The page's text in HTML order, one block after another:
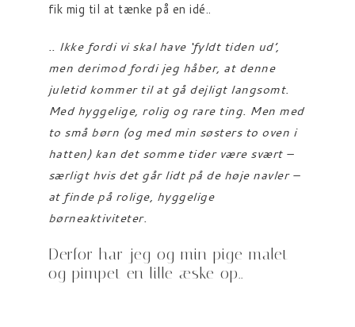
fik mig til at tænke på en idé..
.. Ikke fordi vi skal have ‘fyldt tiden ud’,
men derimod fordi jeg håber, at denne
juletid kommer til at gå dejligt langsomt.
Med hyggelige, rolig og rare ting. Men med
to små børn (og med min søsters to oven i
hatten) kan det somme tider være svært –
særligt hvis det går lidt på de høje navler –
at finde på rolige, hyggelige
børneaktiviteter.
Derfor har jeg og min pige malet
og pimpet en lille æske op..